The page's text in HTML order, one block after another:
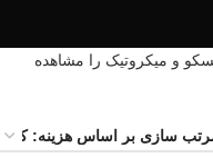
و میکروتیک را مشاهده